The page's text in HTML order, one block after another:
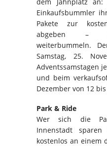
Einkaufsbummler
Pakete zur
abgeben –
weiterbummeln.
Samstag, 25.
Adventssamstagen
und beim
Dezember von 12
Park & Ride
Wer sich die
Innenstadt
kostenlos an einem